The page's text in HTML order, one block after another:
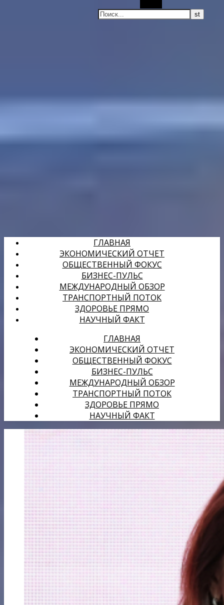
ГЛАВНАЯ
ЭКОНОМИЧЕСКИЙ ОТЧЕТ
ОБЩЕСТВЕННЫЙ ФОКУС
БИЗНЕС-ПУЛЬС
МЕЖДУНАРОДНЫЙ ОБЗОР
ТРАНСПОРТНЫЙ ПОТОК
ЗДОРОВЬЕ ПРЯМО
НАУЧНЫЙ ФАКТ
ГЛАВНАЯ
ЭКОНОМИЧЕСКИЙ ОТЧЕТ
ОБЩЕСТВЕННЫЙ ФОКУС
БИЗНЕС-ПУЛЬС
МЕЖДУНАРОДНЫЙ ОБЗОР
ТРАНСПОРТНЫЙ ПОТОК
ЗДОРОВЬЕ ПРЯМО
НАУЧНЫЙ ФАКТ